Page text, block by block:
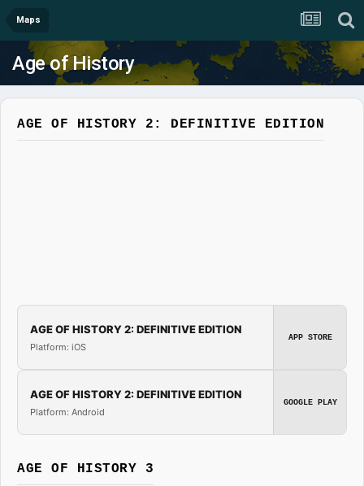
Maps
Age of History
AGE OF HISTORY 2: DEFINITIVE EDITION
AGE OF HISTORY 2: DEFINITIVE EDITION
Platform: iOS
APP STORE
AGE OF HISTORY 2: DEFINITIVE EDITION
Platform: Android
GOOGLE PLAY
AGE OF HISTORY 3